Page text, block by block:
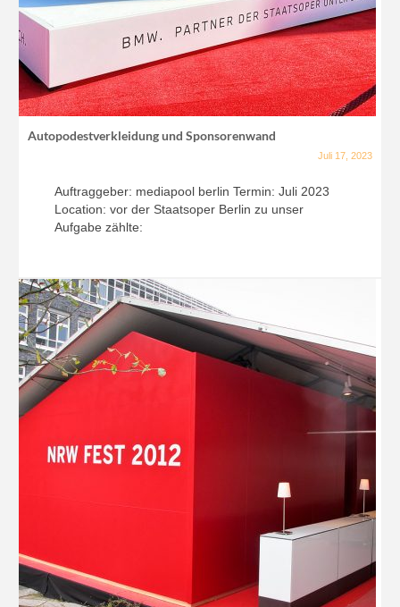
Autopodestverkleidung und Sponsorenwand
Juli 17, 2023
Auftraggeber: mediapool berlin Termin: Juli 2023
Location: vor der Staatsoper Berlin zu unser
Aufgabe zählte: